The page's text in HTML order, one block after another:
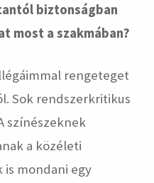
biztonságban
most a szakmában?
rengeteget
Sok rendszerkritikus
színészeknek
a közéleti
is mondani egy